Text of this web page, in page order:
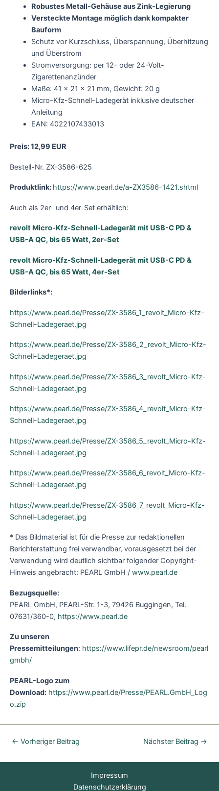
Robustes Metall-Gehäuse aus Zink-Legierung
Versteckte Montage möglich dank kompakter
Bauform
Schutz vor Kurzschluss, Überspannung, Überhitzung
und Überstrom
Stromversorgung: per 12- oder 24-Volt-
Zigarettenanzünder
Maße: 41 x 21 x 21 mm, Gewicht: 20 g
Micro-Kfz-Schnell-Ladegerät inklusive deutscher
Anleitung
EAN: 4022107433013
Preis: 12,99 EUR
Bestell-Nr. ZX-3586-625
Produktlink: https://www.pearl.de/a-ZX3586-1421.shtml
Auch als 2er- und 4er-Set erhältlich:
revolt Micro-Kfz-Schnell-Ladegerät mit USB-C PD &
USB-A QC, bis 65 Watt, 2er-Set
revolt Micro-Kfz-Schnell-Ladegerät mit USB-C PD &
USB-A QC, bis 65 Watt, 4er-Set
Bilderlinks*:
https://www.pearl.de/Presse/ZX-3586_1_revolt_Micro-Kfz-
Schnell-Ladegeraet.jpg
https://www.pearl.de/Presse/ZX-3586_2_revolt_Micro-Kfz-
Schnell-Ladegeraet.jpg
https://www.pearl.de/Presse/ZX-3586_3_revolt_Micro-Kfz-
Schnell-Ladegeraet.jpg
https://www.pearl.de/Presse/ZX-3586_4_revolt_Micro-Kfz-
Schnell-Ladegeraet.jpg
https://www.pearl.de/Presse/ZX-3586_5_revolt_Micro-Kfz-
Schnell-Ladegeraet.jpg
https://www.pearl.de/Presse/ZX-3586_6_revolt_Micro-Kfz-
Schnell-Ladegeraet.jpg
https://www.pearl.de/Presse/ZX-3586_7_revolt_Micro-Kfz-
Schnell-Ladegeraet.jpg
* Das Bildmaterial ist für die Presse zur redaktionellen
Berichterstattung frei verwendbar, vorausgesetzt bei der
Verwendung wird deutlich sichtbar folgender Copyright-
Hinweis angebracht: PEARL GmbH / www.pearl.de
Bezugsquelle:
PEARL GmbH, PEARL-Str. 1-3, 79426 Buggingen, Tel.
07631/360-0, https://www.pearl.de
Zu unseren
Pressemitteilungen: https://www.lifepr.de/newsroom/pearl
gmbh/
PEARL-Logo zum
Download: https://www.pearl.de/Presse/PEARL.GmbH_Log
o.zip
← Vorheriger Beitrag Nächster Beitrag →
Impressum
Datenschutzerklärung